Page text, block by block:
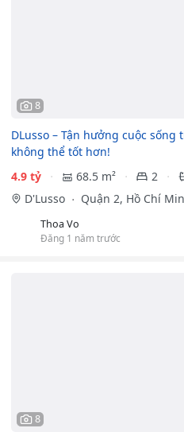
8
DLusso – Tận hưởng cuộc
không thể tốt hơn!
4.9 tỷ
68.5 m² 2
D'Lusso
Quận 2, Hồ Chí
Thoa Vo
Đăng 1 năm trước
8